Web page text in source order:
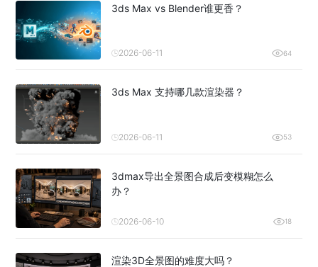
3ds Max vs Blender谁更香？
2026-06-11 64
3ds Max 支持哪几款渲染器？
2026-06-11 53
3dmax导出全景图合成后变模糊怎么
办？
2026-06-10 18
渲染3D全景图的难度大吗？